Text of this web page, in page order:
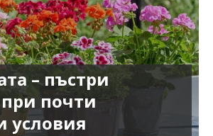
– пъстри
почти
условия